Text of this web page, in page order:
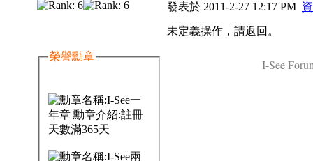
榮譽勳章
發表於 2011-2-27 12:17 PM
未定義操作，請返回。
I-See